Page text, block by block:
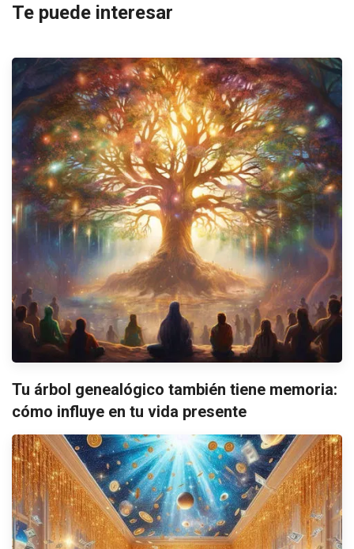
Te puede interesar
Tu árbol genealógico también tiene memoria:
cómo influye en tu vida presente